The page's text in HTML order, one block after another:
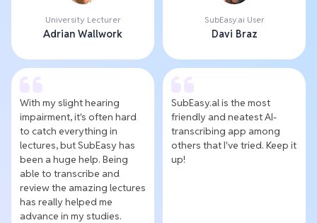
University Lecturer
Adrian Wallwork
SubEasy.ai User
Davi Braz
With my slight hearing
impairment, it's often hard
to catch everything in
lectures, but SubEasy has
been a huge help. Being
able to transcribe and
review the amazing lectures
has really helped me
advance in my studies.
SubEasy.al is the most
friendly and neatest AI-
transcribing app among
others that I've tried. Keep it
up!